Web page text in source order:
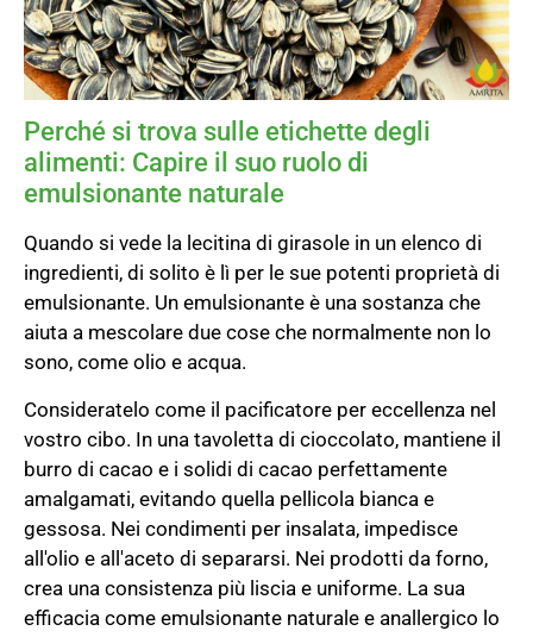
Perché si trova sulle etichette degli
alimenti: Capire il suo ruolo di
emulsionante naturale
Quando si vede la lecitina di girasole in un elenco di
ingredienti, di solito è lì per le sue potenti proprietà di
emulsionante. Un emulsionante è una sostanza che
aiuta a mescolare due cose che normalmente non lo
sono, come olio e acqua.
Consideratelo come il pacificatore per eccellenza nel
vostro cibo. In una tavoletta di cioccolato, mantiene il
burro di cacao e i solidi di cacao perfettamente
amalgamati, evitando quella pellicola bianca e
gessosa. Nei condimenti per insalata, impedisce
all'olio e all'aceto di separarsi. Nei prodotti da forno,
crea una consistenza più liscia e uniforme. La sua
efficacia come emulsionante naturale e anallergico lo